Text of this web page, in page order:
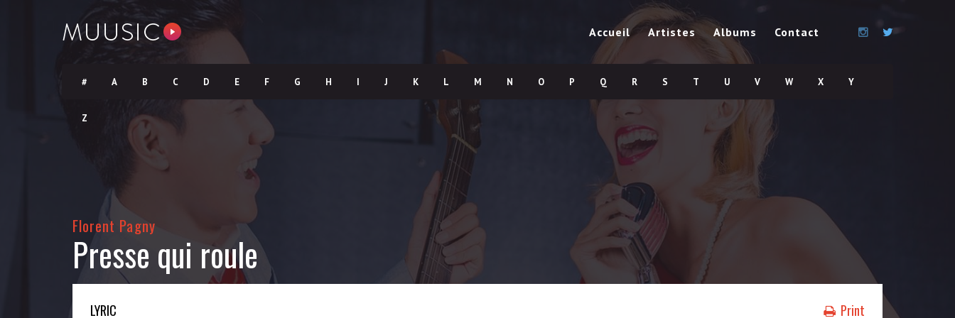
Accueil Artistes Albums Contact
# A B C D E F G H I J K L M N O P Q R S T U V W X Y
Z
Florent Pagny
Presse qui roule
LYRIC Print